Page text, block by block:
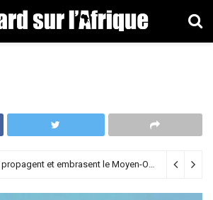
Ceuta : clés pour comprendre le labyrinthe d’une crise migratoire permanente